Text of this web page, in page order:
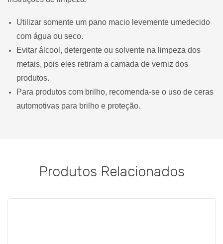
Utilizar somente um pano macio levemente umedecido
com água ou seco.
Evitar álcool, detergente ou solvente na limpeza dos
metais, pois eles retiram a camada de verniz dos
produtos.
Para produtos com brilho, recomenda-se o uso de ceras
automotivas para brilho e proteção.
Produtos Relacionados